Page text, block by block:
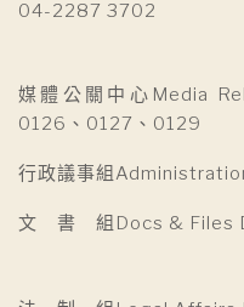
04-2287 3702
媒體公關中心Media
0126、0127、0129
行政議事組
文 書 組Docs & Files